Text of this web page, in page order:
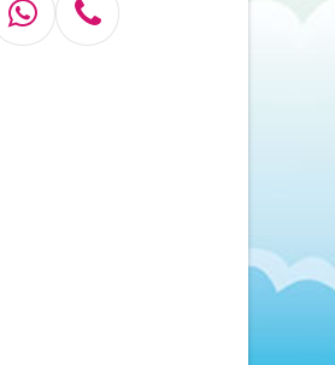
Whatsapp
Telefon